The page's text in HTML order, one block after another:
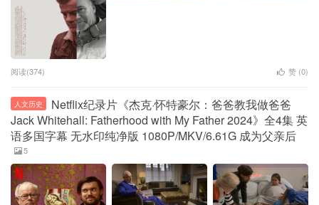
阅读(374) 赞 (0)
人文历史
Netflix纪录片《杰克·怀特豪尔：爸爸教我做爸爸
Jack Whitehall: Fatherhood with My Father 2024》全4集 英
语多国字幕 无水印纯净版 1080P/MKV/6.61G 成为父亲后
5